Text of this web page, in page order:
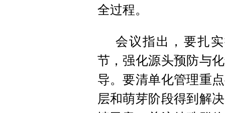
全过程。
会议指出，要扎
节，强化源头预防与
导。要清单化管理重
层和萌芽阶段得到解